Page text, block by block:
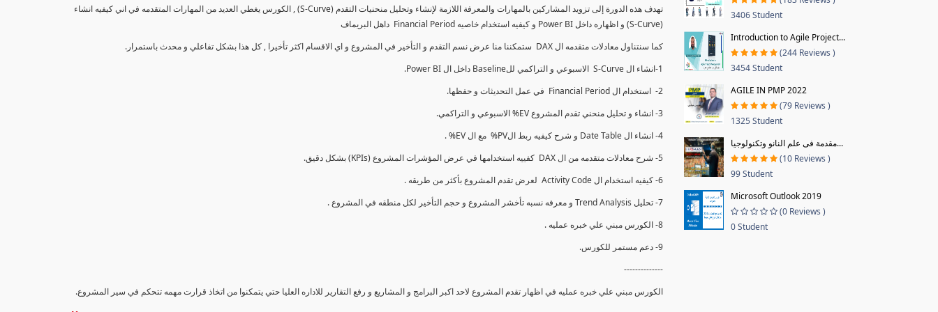
تهدف هذه الدورة إلى تزويد المشاركين بالمهارات والمعرفة اللازمة لإنشاء وتحليل منحنيات التقدم (S-Curve) , الكورس يغطي العديد من المهارات المتقدمه في اني كيفيه انشاء
(S-Curve) و اظهاره داخل Power BI و كيفيه استخدام خاصيه Financial Period داهل البريماف
كما سنتناول معادلات متقدمه ال DAX ستمكننا منا عرض نسم التقدم و التأخير في المشروع و اي الاقسام اكثر تأخيرا , كل هذا بشكل تفاعلي و محدث باستمرار.
1-انشاء ال S-Curve الاسبوعي و التراكمي للBaseline داخل ال Power BI.
2- استخدام ال Financial Period في عمل التحديثات و حفظها.
3- انشاء و تحليل منحني تقدم المشروع EV% الاسبوعي و التراكمي.
4- انشاء ال Date Table و شرح كيفيه ربط الPV% مع ال EV% .
5- شرح معادلات متقدمه من ال DAX كفييه استخدامها في عرض المؤشرات المشروع (KPIs) بشكل دقيق.
6- كيفيه استخدام ال Activity Code لعرض تقدم المشروع بأكثر من طريقه .
7- تحليل Trend Analysis و معرفه نسبه تأخشر المشروع و حجم التأخير لكل منطقه في المشروع .
8- الكورس مبني علي خبره عمليه .
9- دعم مستمر للكورس.
--------------
الكورس مبني علي خبره عمليه في اظهار تقدم المشروع لاحد اكبر البرامج و المشاريع و رفع التقارير للاداره العليا حتي يتمكنوا من اتخاذ قرارت مهمه تتحكم في سير المشروع.
3406 Student
Introduction to Agile Project...
(244 Reviews )
3454 Student
AGILE IN PMP 2022
(79 Reviews )
1325 Student
مقدمة فى علم النانو وتكنولوجيا...
(10 Reviews )
99 Student
Microsoft Outlook 2019
(0 Reviews )
0 Student